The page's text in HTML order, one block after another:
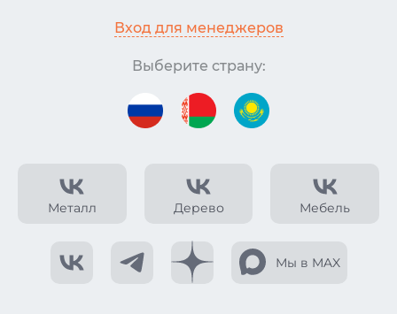
Металл Дерево Мебель
Мы в MAX
Вход для менеджеров
Выберите страну: